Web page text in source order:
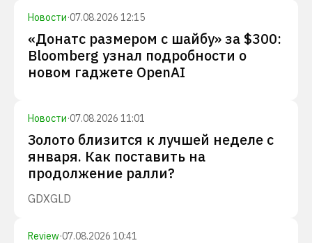
Новости·07.08.2026 12:15
«Донатс размером с шайбу» за $300:
Bloomberg узнал подробности о
новом гаджете OpenAI
Новости·07.08.2026 11:01
Золото близится к лучшей неделе с
января. Как поставить на
продолжение ралли?
GDXGLD
Review·07.08.2026 10:41